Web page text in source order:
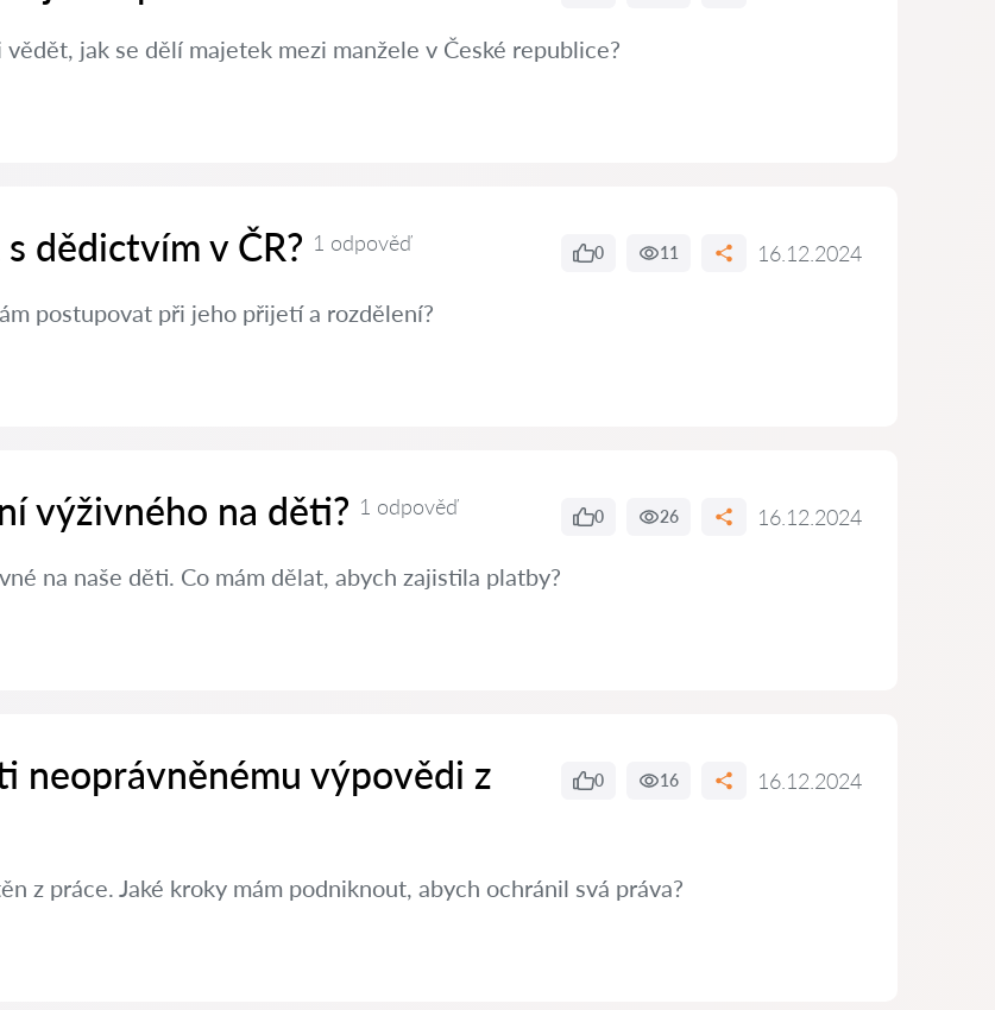
jak se dělí majetek mezi manžele v České republice?
dědictvím v ČR? 1 odpověď 0 11 16.12.2024
postupovat při jeho přijetí a rozdělení?
výživného na děti? 1 odpověď 0 26 16.12.2024
na naše děti. Co mám dělat, abych zajistila platby?
neoprávněnému výpovědi z
0 16 16.12.2024
z práce. Jaké kroky mám podniknout, abych ochránil svá práva?